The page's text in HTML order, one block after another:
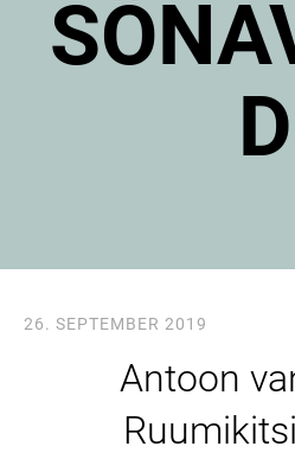
D
26. SEPTEMBER 2019
Antoon